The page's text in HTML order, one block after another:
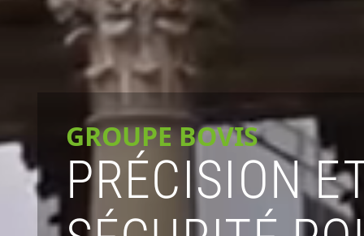
GROUPE BOVIS
PRÉCISION